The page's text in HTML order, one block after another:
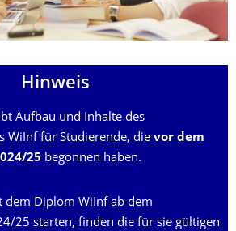
Hinweis
Aufbau und Inhalte des
WiInf für Studierende, die vor dem
25 begonnen haben.
dem Diplom WiInf ab dem
25 starten, finden die für sie gültigen